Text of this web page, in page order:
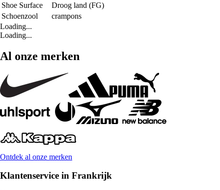
Shoe Surface
Droog land (FG)
Schoenzool
crampons
Loading...
Loading...
Al onze merken
Ontdek al onze merken
Klantenservice in Frankrijk